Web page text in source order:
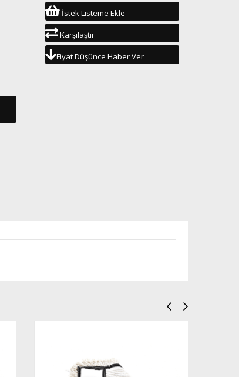
İstek Listeme Ekle
Karşılaştır
Fiyat Düşünce Haber Ver